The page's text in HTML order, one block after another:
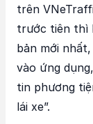
trên
trước tiên thì
bản mới
vào ứng
tin phương
lái xe”.